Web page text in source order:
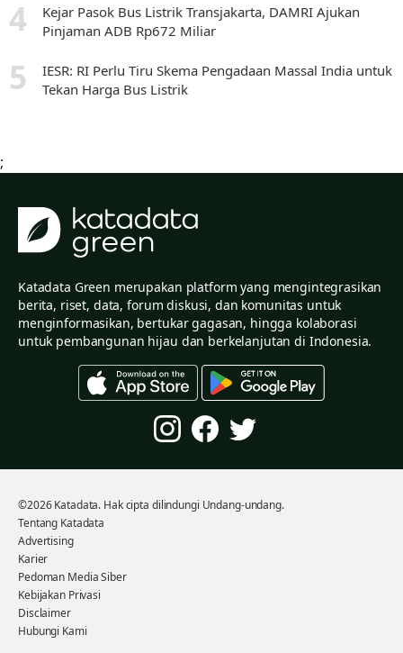
Kejar Pasok Bus Listrik Transjakarta, DAMRI Ajukan
Pinjaman ADB Rp672 Miliar
IESR: RI Perlu Tiru Skema Pengadaan Massal India untuk
Tekan Harga Bus Listrik
;
Katadata Green merupakan platform yang mengintegrasikan
berita, riset, data, forum diskusi, dan komunitas untuk
menginformasikan, bertukar gagasan, hingga kolaborasi
untuk pembangunan hijau dan berkelanjutan di Indonesia.
Tentang Katadata
Advertising
Karier
Pedoman Media Siber
Kebijakan Privasi
Disclaimer
Hubungi Kami
©2026 Katadata. Hak cipta dilindungi Undang-undang.